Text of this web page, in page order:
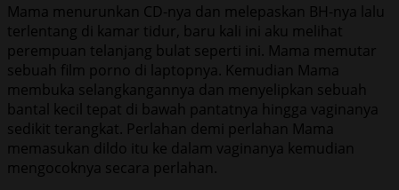
Mama menurunkan CD-nya dan melepaskan BH-nya lalu
terlentang di kamar tidur, baru kali ini aku melihat
perempuan telanjang bulat seperti ini. Mama memutar
sebuah film porno di laptopnya. Kemudian Mama
membuka selangkangannya dan menyelipkan sebuah
bantal kecil tepat di bawah pantatnya hingga vaginanya
sedikit terangkat. Perlahan demi perlahan Mama
memasukan dildo itu ke dalam vaginanya kemudian
mengocoknya secara perlahan.